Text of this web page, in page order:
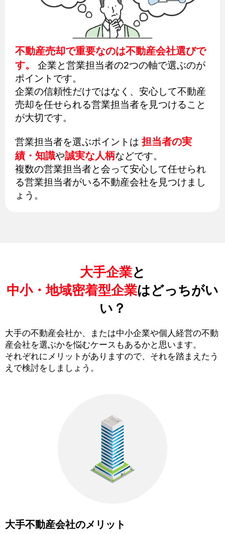
不動産売却で重要なのは不動産会社選びで
す。
企業と営業担当者の2つの軸で選ぶのが
ポイントです。
企業の信頼性だけではなく、安心して不動産
売却を任せられる営業担当者を見つけること
が大切です。
営業担当者を選ぶポイントは 担当者の実
績・知識や誠実な人柄などです。
複数の営業担当者と会って安心して任せられ
る営業担当者がいる不動産会社を見つけまし
ょう。
大手企業と
中小・地域密着型企業はどっちがい
い？
大手の不動産会社か、または中小企業や個人経営の不動
産会社を選ぶかを悩むケースもあるかと思います。
それぞれにメリットがありますので、それを踏まえたう
えで検討をしましょう。
大手不動産会社のメリット